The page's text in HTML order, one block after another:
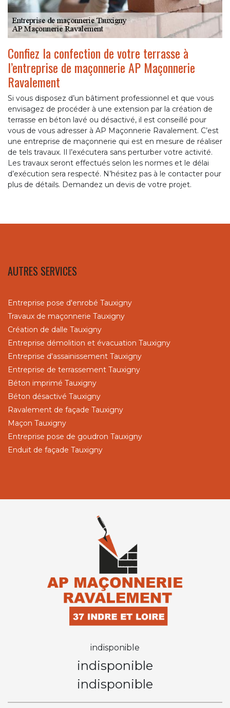
Confiez la confection de votre terrasse à
l’entreprise de maçonnerie AP Maçonnerie
Ravalement
Si vous disposez d’un bâtiment professionnel et que vous
envisagez de procéder à une extension par la création de
terrasse en béton lavé ou désactivé, il est conseillé pour
vous de vous adresser à AP Maçonnerie Ravalement. C’est
une entreprise de maçonnerie qui est en mesure de réaliser
de tels travaux. Il l’exécutera sans perturber votre activité.
Les travaux seront effectués selon les normes et le délai
d’exécution sera respecté. N’hésitez pas à le contacter pour
plus de détails. Demandez un devis de votre projet.
AUTRES SERVICES
Entreprise pose d'enrobé Tauxigny
Travaux de maçonnerie Tauxigny
Création de dalle Tauxigny
Entreprise démolition et évacuation Tauxigny
Entreprise d'assainissement Tauxigny
Entreprise de terrassement Tauxigny
Béton imprimé Tauxigny
Béton désactivé Tauxigny
Ravalement de façade Tauxigny
Maçon Tauxigny
Entreprise pose de goudron Tauxigny
Enduit de façade Tauxigny
indisponible
indisponible
indisponible